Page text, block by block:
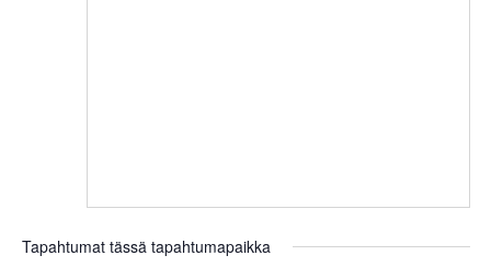
Tapahtumat tässä tapahtumapaikka